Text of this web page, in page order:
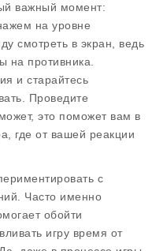
важный момент:
на уровне
смотреть в экран, ведь
на противника.
и старайтесь
Проведите
это поможет вам в
где от вашей реакции
с
Часто именно
обойти
игру время от